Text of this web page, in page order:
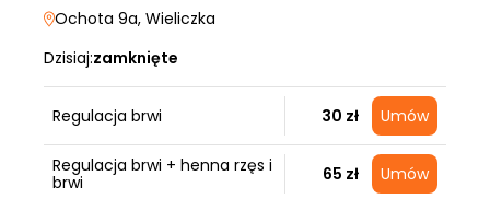
Ochota 9a, Wieliczka
Dzisiaj:zamknięte
Regulacja brwi 30 zł Umów
Regulacja brwi + henna rzęs i
brwi
65 zł Umów